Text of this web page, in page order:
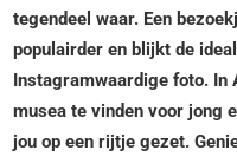
tegendeel waar. Een
populairder en blijkt de
Instagramwaardige foto. In
musea te vinden voor jong
jou op een rijtje gezet.